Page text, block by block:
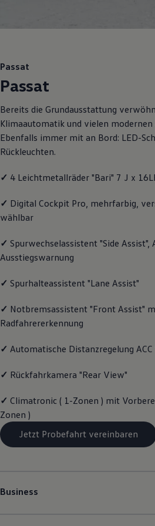
Pannen- und
Entertainment und
Individualisieren
Wallbox und
Digitale Extras
Updates für
Vorgängermodelle
Assistenzsysteme
Digitale
Live Beratung
Lifestyle
Familie
Elektromobilität
Volkswagen R
Volkswagen
Passat
Passat
Bereits die Grundausstattung
Klimaautomatik und vielen modernen
Ebenfalls immer mit an Bord: LED-
Rückleuchten.
✓ 4 Leichtmetallräder "Bari" 7 J x
✓ Digital Cockpit Pro, mehrfarbig,
wählbar
✓ Spurwechselassistent "Side Assist",
Ausstiegswarnung
✓ Spurhalteassistent "Lane Assist"
✓ Notbremsassistent "Front Assist"
Radfahrererkennung
✓ Automatische Distanzregelung
✓ Rückfahrkamera "Rear View"
✓ Climatronic ( 1-Zonen ) mit
Zonen )
Jetzt Probefahrt vereinbaren
Business